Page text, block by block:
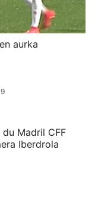
aurka
Madril CFF
Iberdrola